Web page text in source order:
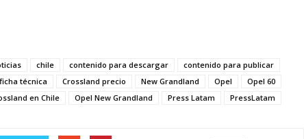
chile contenido para descargar
contenido para publicar
técnica Crossland precio New Grandland Opel
Opel 60
en Chile Opel New Grandland Press Latam PressLatam